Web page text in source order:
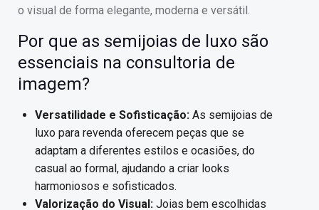
o visual de forma elegante, moderna e versátil.
Por que as semijoias de luxo são
essenciais na consultoria de
imagem?
Versatilidade e Sofisticação: As semijoias de
luxo para revenda oferecem peças que se
adaptam a diferentes estilos e ocasiões, do
casual ao formal, ajudando a criar looks
harmoniosos e sofisticados.
Valorização do Visual: Joias bem escolhidas